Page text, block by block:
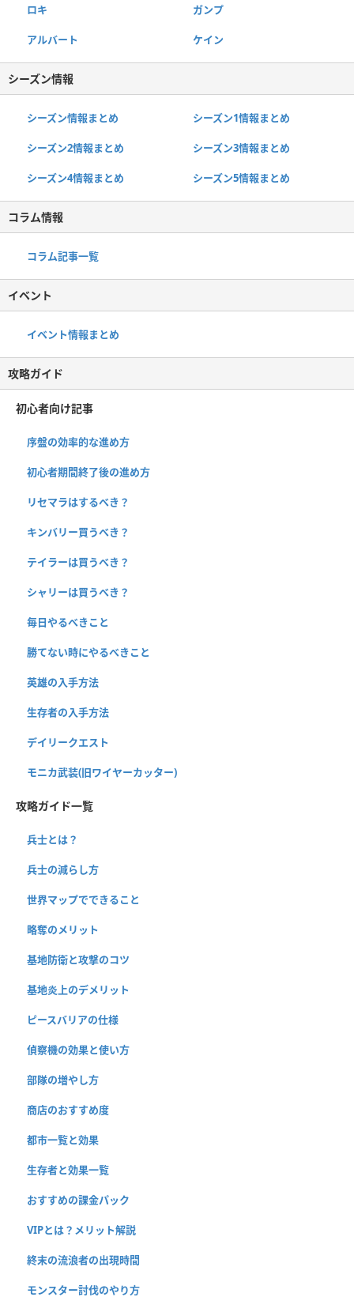
ロキ ガンプ
アルバート ケイン
シーズン情報
シーズン情報まとめ シーズン1情報まとめ
シーズン2情報まとめ シーズン3情報まとめ
シーズン4情報まとめ シーズン5情報まとめ
コラム情報
コラム記事一覧
イベント
イベント情報まとめ
攻略ガイド
初心者向け記事
序盤の効率的な進め方
初心者期間終了後の進め方
リセマラはするべき？
キンバリー買うべき？
テイラーは買うべき？
シャリーは買うべき？
毎日やるべきこと
勝てない時にやるべきこと
英雄の入手方法
生存者の入手方法
デイリークエスト
モニカ武装(旧ワイヤーカッター)
攻略ガイド一覧
兵士とは？
兵士の減らし方
世界マップでできること
略奪のメリット
基地防衛と攻撃のコツ
基地炎上のデメリット
ピースバリアの仕様
偵察機の効果と使い方
部隊の増やし方
商店のおすすめ度
都市一覧と効果
生存者と効果一覧
おすすめの課金パック
VIPとは？メリット解説
終末の流浪者の出現時間
モンスター討伐のやり方